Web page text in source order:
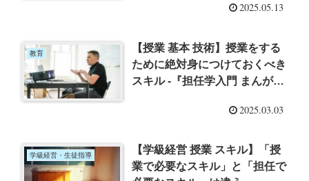
実験を繰り返し、育てる』」ー
れば、さらにレベルアップでき
『「説教」は聖書由来ではな
い!! プロテスタント教会の偶像
を斬る。異教まみれのキリスト
2025.05.13
教育
【授業 基本 技術】授業をする
ために絶対身につけておくべき
スキル -『担任学入門 まんがで
2025.03.03
学級経営・生徒指導
【学級経営 授業 スキル】「授
業で必要なスキル」と「担任で